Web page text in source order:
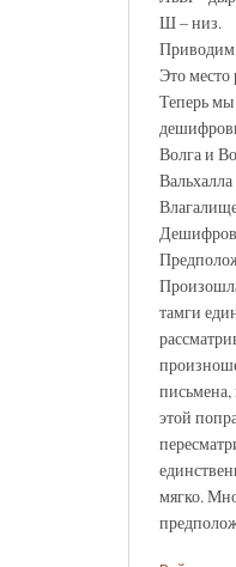
Ш – низ.
Приводим
Это место
Теперь
Волга и
тамги
письмена,
этой
мягко.